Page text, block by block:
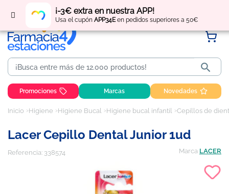
¡-3€ extra en nuestra APP!
Usa el cupón APP34Een pedidos superiores a 50€
Regístratey obtén puntos por tus compras

Promociones Marcas Novedades
Inicio Higiene Higiene Bucal Higiene bucal infantil Cepillos de
Lacer Cepillo Dental Junior 1ud
Referencia: 338574 Marca LACER